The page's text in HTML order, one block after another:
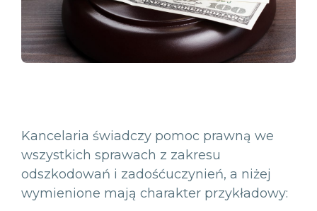
Kancelaria świadczy pomoc prawną we
wszystkich sprawach z zakresu
odszkodowań i zadośćuczynień, a niżej
wymienione mają charakter przykładowy: